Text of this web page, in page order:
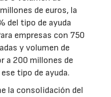
de euros, la
del tipo de ayuda
empresas con 750
y volumen de
a 200 millones de
tipo de ayuda.
la consolidación del